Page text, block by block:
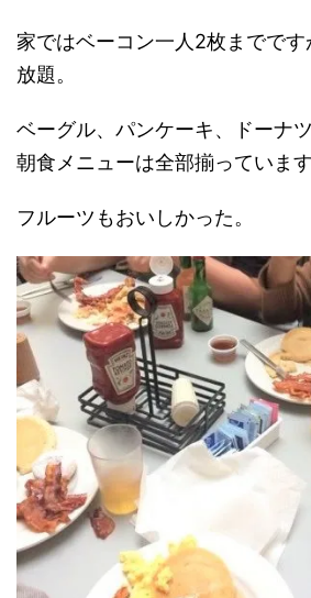
家ではベーコン一人2枚までで
放題。
ベーグル、パンケーキ、ドーナ
朝食メニューは全部揃っています
フルーツもおいしかった。